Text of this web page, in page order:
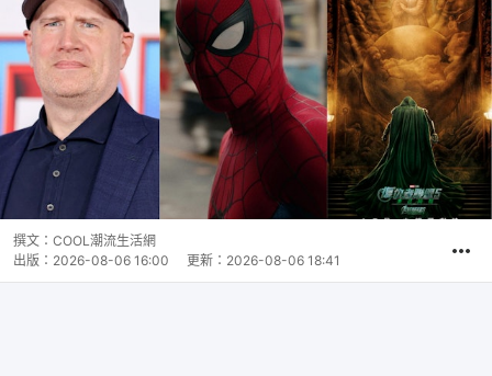
撰文： COOL潮流生活網
出版： 2026-08-06 16:00 更新： 2026-08-06 18:41